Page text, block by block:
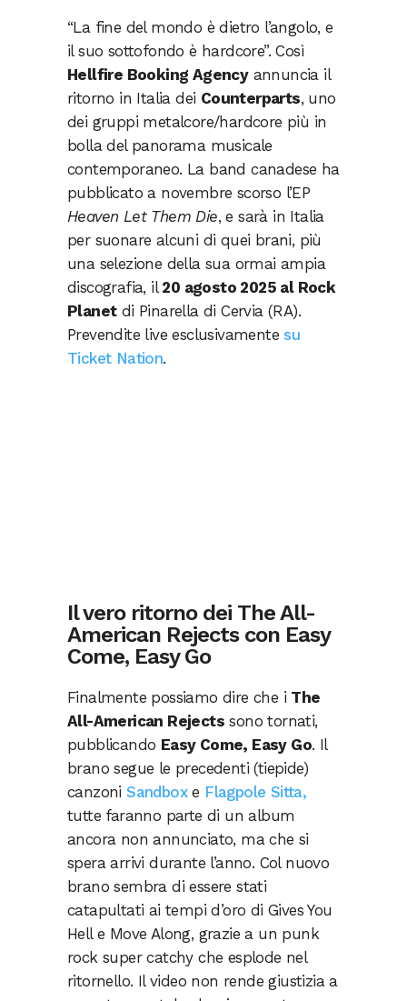
“La fine del mondo è dietro l’angolo, e
il suo sottofondo è hardcore”. Così
Hellfire Booking Agencyannuncia il
ritorno in Italia dei Counterparts, uno
dei gruppi metalcore/hardcore più in
bolla del panorama musicale
contemporaneo. La band canadese ha
pubblicato a novembre scorso l’EP
Heaven Let Them Die, e sarà in Italia
per suonare alcuni di quei brani, più
una selezione della sua ormai ampia
discografia, il 20 agosto 2025 al Rock
Planetdi Pinarella di Cervia (RA).
Prevendite live esclusivamente su
Ticket Nation.
Il vero ritorno dei The All-
American Rejects con Easy
Come, Easy Go
Finalmente possiamo dire che i The
All-American Rejects sono tornati,
pubblicando Easy Come, Easy Go. Il
brano segue le precedenti (tiepide)
canzoniSandboxe Flagpole Sitta,
tutte faranno parte di un album
ancora non annunciato, ma che si
spera arrivi durante l’anno. Col nuovo
brano sembra di essere stati
catapultati ai tempi d’oro di Gives You
Hell e Move Along, grazie a un punk
rock super catchy che esplode nel
ritornello. Il video non rende giustizia a